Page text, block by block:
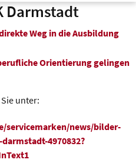
Darmstadt
Weg in die Ausbildung
Orientierung gelingen
unter:
news/bilder-
4970832?